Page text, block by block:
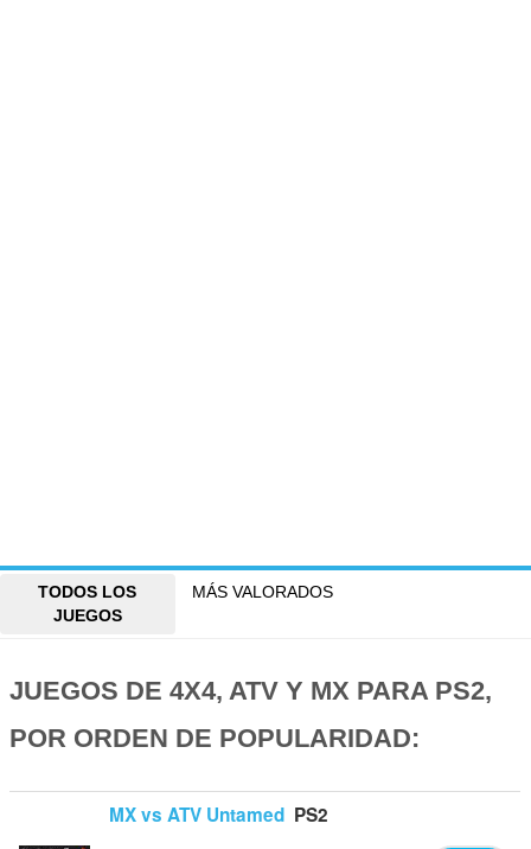
TODOS LOS
JUEGOS
MÁS VALORADOS
JUEGOS DE 4X4, ATV Y MX PARA PS2,
POR ORDEN DE POPULARIDAD:
MX vs ATV Untamed PS2